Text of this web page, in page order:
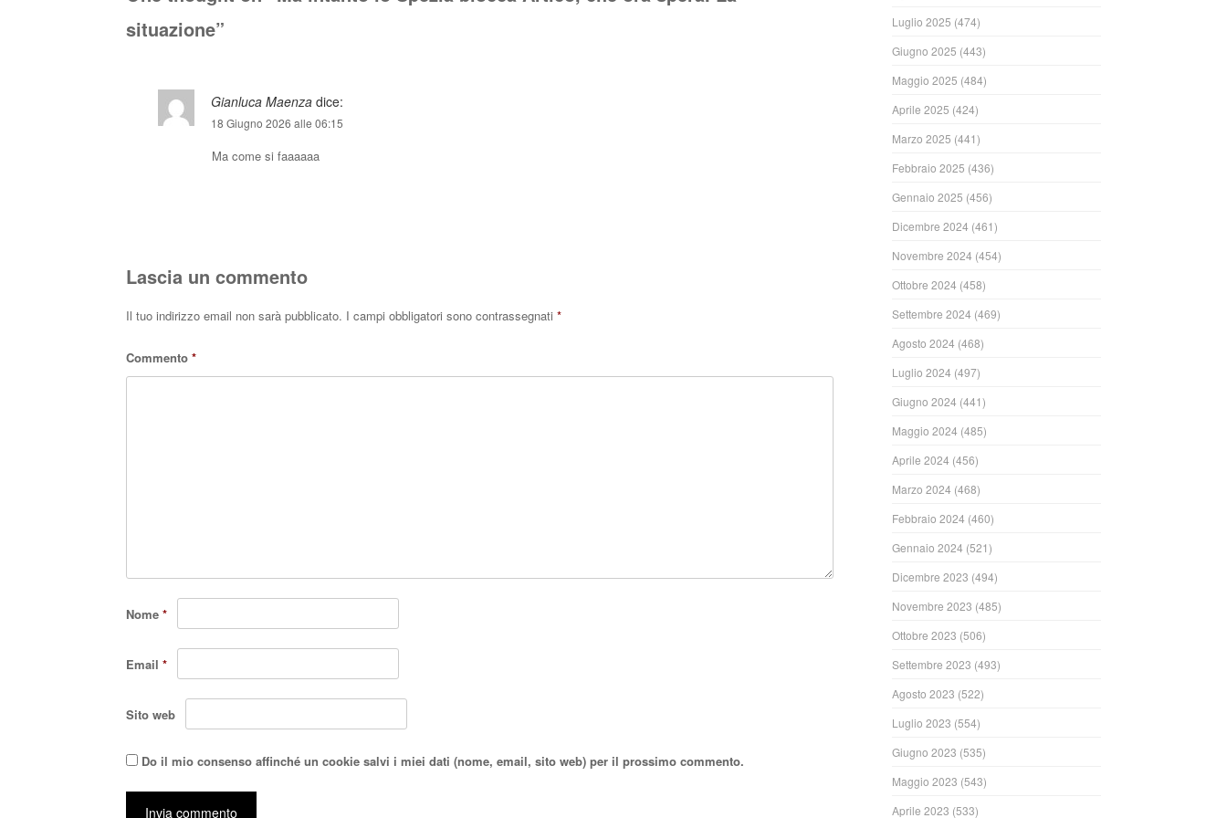
situazione”
Gianluca Maenza dice:
18 Giugno 2026 alle 06:15
Ma come si faaaaaa
Lascia un commento
Il tuo indirizzo email non sarà pubblicato. I campi obbligatori sono contrassegnati *
Commento *
Nome *
Email *
Sito web
Do il mio consenso affinché un cookie salvi i miei dati (nome, email, sito web) per il prossimo commento.
Luglio 2025 (474)
Giugno 2025 (443)
Maggio 2025 (484)
Aprile 2025 (424)
Marzo 2025 (441)
Febbraio 2025 (436)
Gennaio 2025 (456)
Dicembre 2024 (461)
Novembre 2024 (454)
Ottobre 2024 (458)
Settembre 2024 (469)
Agosto 2024 (468)
Luglio 2024 (497)
Giugno 2024 (441)
Maggio 2024 (485)
Aprile 2024 (456)
Marzo 2024 (468)
Febbraio 2024 (460)
Gennaio 2024 (521)
Dicembre 2023 (494)
Novembre 2023 (485)
Ottobre 2023 (506)
Settembre 2023 (493)
Agosto 2023 (522)
Luglio 2023 (554)
Giugno 2023 (535)
Maggio 2023 (543)
Aprile 2023 (533)